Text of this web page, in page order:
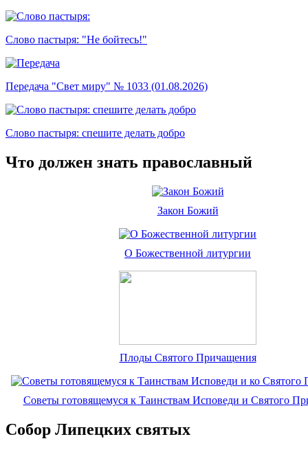
Слово пастыря: "Не бойтесь!"
Передача "Свет миру" № 1033 (01.08.2026)
Слово пастыря: спешите делать добро
Что должен знать православный
Закон Божий
О Божественной литургии
Плоды Святого Причащения
Советы готовящемуся к Таинствам Исповеди и Святого
Собор Липецких святых